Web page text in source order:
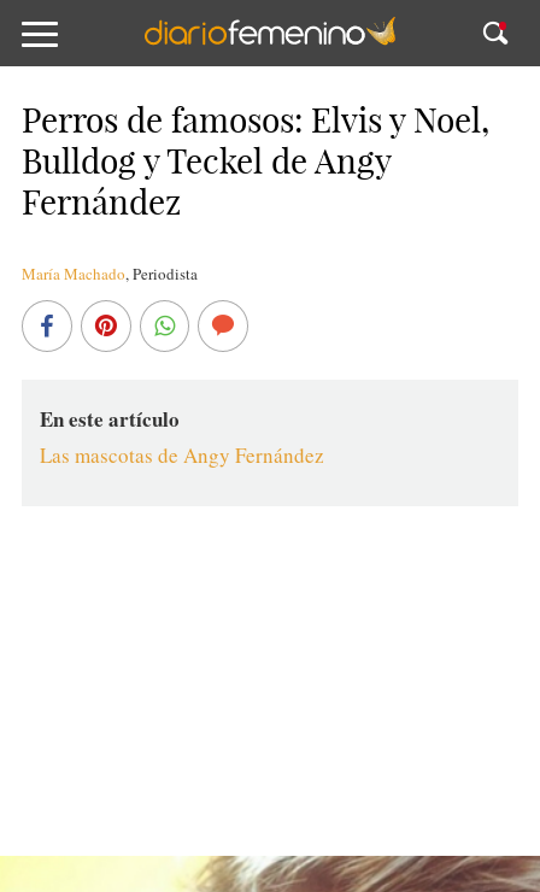
Perros de famosos: Elvis y Noel,
Bulldog y Teckel de Angy
Fernández
María Machado,Periodista
En este artículo
Las mascotas de Angy Fernández